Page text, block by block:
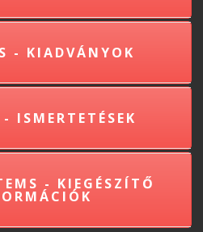
- KIADVÁNYOK
- ISMERTETÉSEK
- KIEGÉSZÍTŐ